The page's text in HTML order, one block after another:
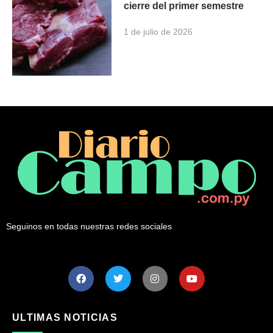
cierre del primer semestre
1 de julio de 2026
Seguinos en todas nuestras redes sociales
ULTIMAS NOTICIAS